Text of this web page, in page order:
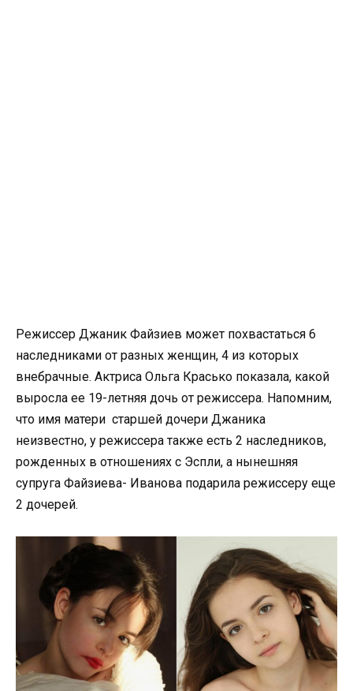
Режиссер Джаник Файзиев может похвастаться 6
наследниками от разных женщин, 4 из которых
внебрачные. Актриса Ольга Красько показала, какой
выросла ее 19-летняя дочь от режиссера. Напомним,
что имя матери старшей дочери Джаника
неизвестно, у режиссера также есть 2 наследников,
рожденных в отношениях с Эспли, а нынешняя
супруга Файзиева- Иванова подарила режиссеру еще
2 дочерей.